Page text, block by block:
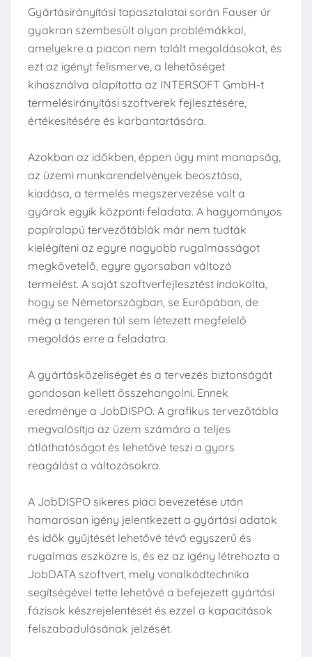
Gyártásirányítási tapasztalatai során Fauser úr
gyakran szembesült olyan problémákkal,
amelyekre a piacon nem talált megoldásokat, és
ezt az igényt felismerve, a lehetőséget
kihasználva alapította az INTERSOFT GmbH-t
termelésirányítási szoftverek fejlesztésére,
értékesítésére és karbantartására.
Azokban az időkben, éppen úgy mint manapság,
az üzemi munkarendelvények beosztása,
kiadása, a termelés megszervezése volt a
gyárak egyik központi feladata. A hagyományos
papíralapú tervezőtáblák már nem tudták
kielégíteni az egyre nagyobb rugalmasságot
megkövetelő, egyre gyorsaban változó
termelést. A saját szoftverfejlesztést indokolta,
hogy se Németországban, se Európában, de
még a tengeren túl sem létezett megfelelő
megoldás erre a feladatra.
A gyártásközeliséget és a tervezés biztonságát
gondosan kellett összehangolni. Ennek
eredménye a JobDISPO. A grafikus tervezőtábla
megvalósítja az üzem számára a teljes
átláthatóságot és lehetővé teszi a gyors
reagálást a változásokra.
A JobDISPO sikeres piaci bevezetése után
hamarosan igény jelentkezett a gyártási adatok
és idők gyűjtését lehetővé tévő egyszerű és
rugalmas eszközre is, és ez az igény létrehozta a
JobDATA szoftvert, mely vonalkódtechnika
segítségével tette lehetővé a befejezett gyártási
fázisok készrejelentését és ezzel a kapacitások
felszabadulásának jelzését.